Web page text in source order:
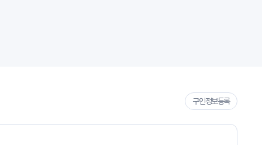
구인정보등록